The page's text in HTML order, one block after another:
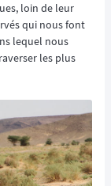
loin de leur
qui nous font
lequel nous
les plus